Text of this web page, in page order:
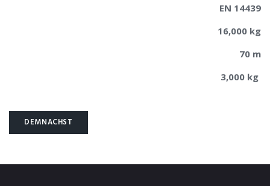
EN 14439
16,000 kg
70 m
3,000 kg
DEMNÄCHST